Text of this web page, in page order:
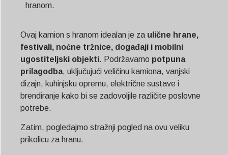
hranom.
Ovaj kamion s hranom idealan je za ulične hrane,
festivali, noćne tržnice, događaji i mobilni
ugostiteljski objekti. Podržavamo potpuna
prilagodba, uključujući veličinu kamiona, vanjski
dizajn, kuhinjsku opremu, električne sustave i
brendiranje kako bi se zadovoljile različite poslovne
potrebe.
Zatim, pogledajmo stražnji pogled na ovu veliku
prikolicu za hranu.